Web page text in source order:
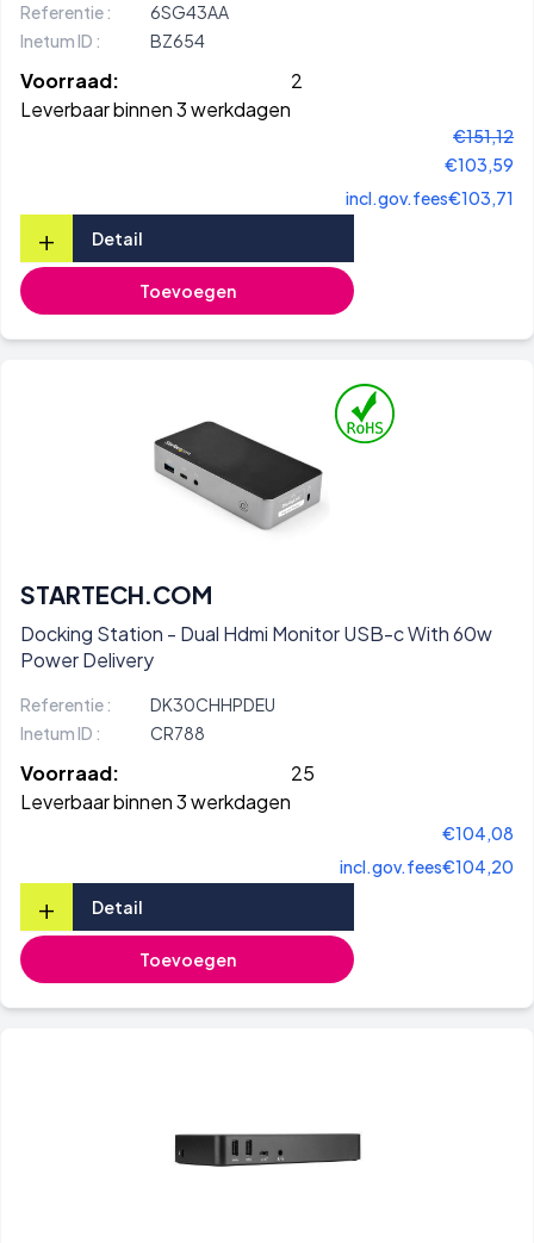
Referentie :
6SG43AA
Inetum ID :
BZ654
Voorraad:
2
Leverbaar binnen 3 werkdagen
€151,12
€103,59
incl.gov.fees€103,71
+ Detail
Toevoegen
STARTECH.COM
Docking Station - Dual Hdmi Monitor USB-c With 60w
Power Delivery
Referentie :
DK30CHHPDEU
Inetum ID :
CR788
Voorraad:
25
Leverbaar binnen 3 werkdagen
€104,08
incl.gov.fees€104,20
+ Detail
Toevoegen